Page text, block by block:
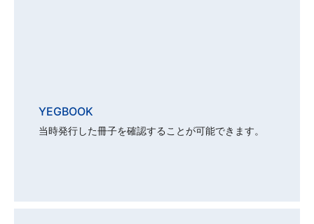
YEGBOOK
当時発行した冊子を確認することが可能できます。